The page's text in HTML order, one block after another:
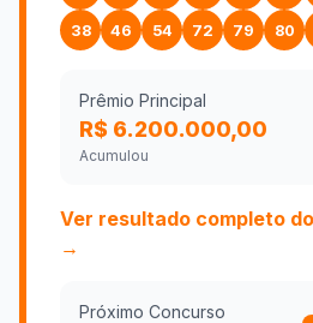
38 46 54 72 79 80
Prêmio Principal
R$ 6.200.000,00
Acumulou
Ver resultado completo
→
Próximo Concurso